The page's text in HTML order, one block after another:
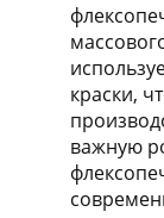
краски,
важную